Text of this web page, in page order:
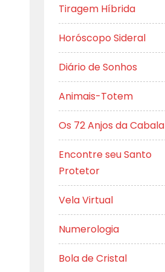
Tiragem Híbrida
Horóscopo Sideral
Diário de Sonhos
Animais-Totem
Os 72 Anjos da Cabala
Encontre seu Santo
Protetor
Vela Virtual
Numerologia
Bola de Cristal